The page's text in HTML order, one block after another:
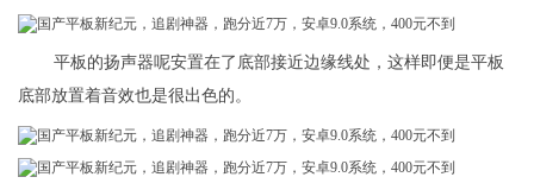
平板的扬声器呢安置在了底部接近边缘线处，这样即便是平板
底部放置着音效也是很出色的。